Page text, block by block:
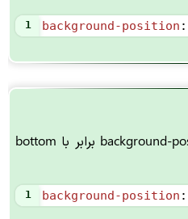
1 background-position :
در این نمونه کد، مقدار background-position برابر با bottom
1 background-position :